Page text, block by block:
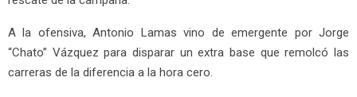
A la ofensiva, Antonio Lamas vino de emergente por Jorge
“Chato” Vázquez para disparar un extra base que remolcó las
carreras de la diferencia a la hora cero.